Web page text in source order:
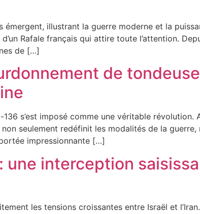
illustrant la guerre moderne et la
Rafale français qui attire toute l’attention.
de […]
de
s’est imposé comme une véritable révolution.
seulement redéfinit les modalités de la guerre,
impressionnante […]
une interception
les tensions croissantes entre Israël et